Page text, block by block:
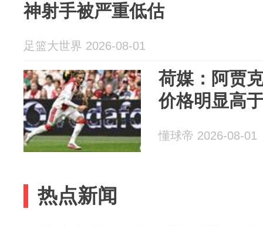
神射手被严重低估
足篮大世界 2026-08-01
荷媒：阿贾
价格明显高
懂球帝 2026-08-01
热点新闻